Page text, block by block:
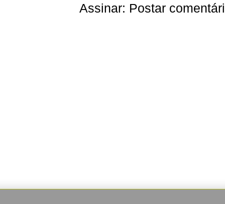
Assinar: Postar